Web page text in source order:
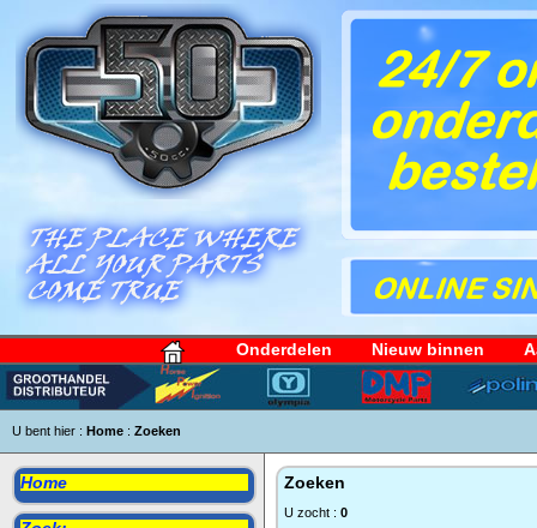
Onderdelen Nieuw binnen
U bent hier : Home : Zoeken
Home Zoeken
U zocht : 0